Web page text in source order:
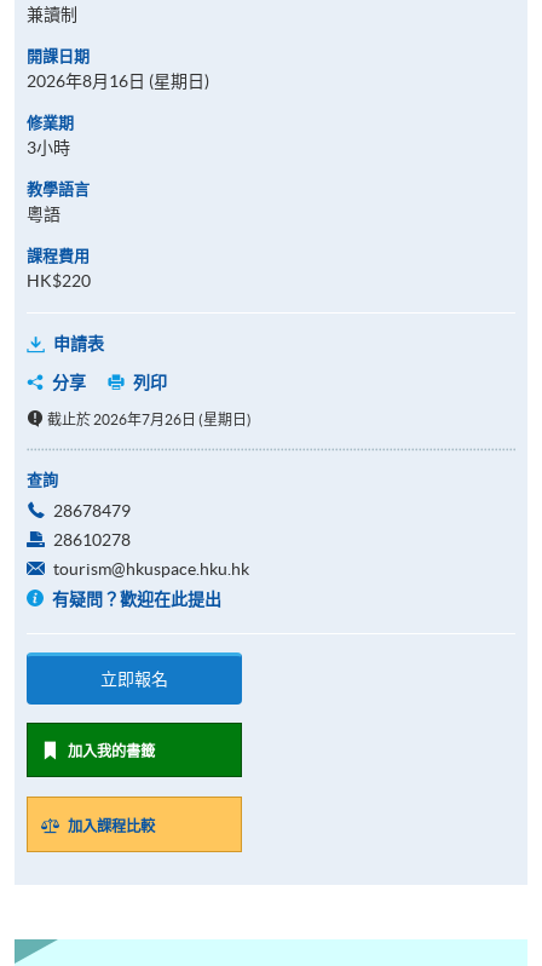
兼讀制
開課日期
2026年8月16日 (星期日)
修業期
3小時
教學語言
粵語
課程費用
HK$220
申請表
分享
列印
截止於 2026年7月26日 (星期日)
查詢
28678479
28610278
tourism@hkuspace.hku.hk
有疑問？歡迎在此提出
立即報名
加入我的書籤
加入課程比較